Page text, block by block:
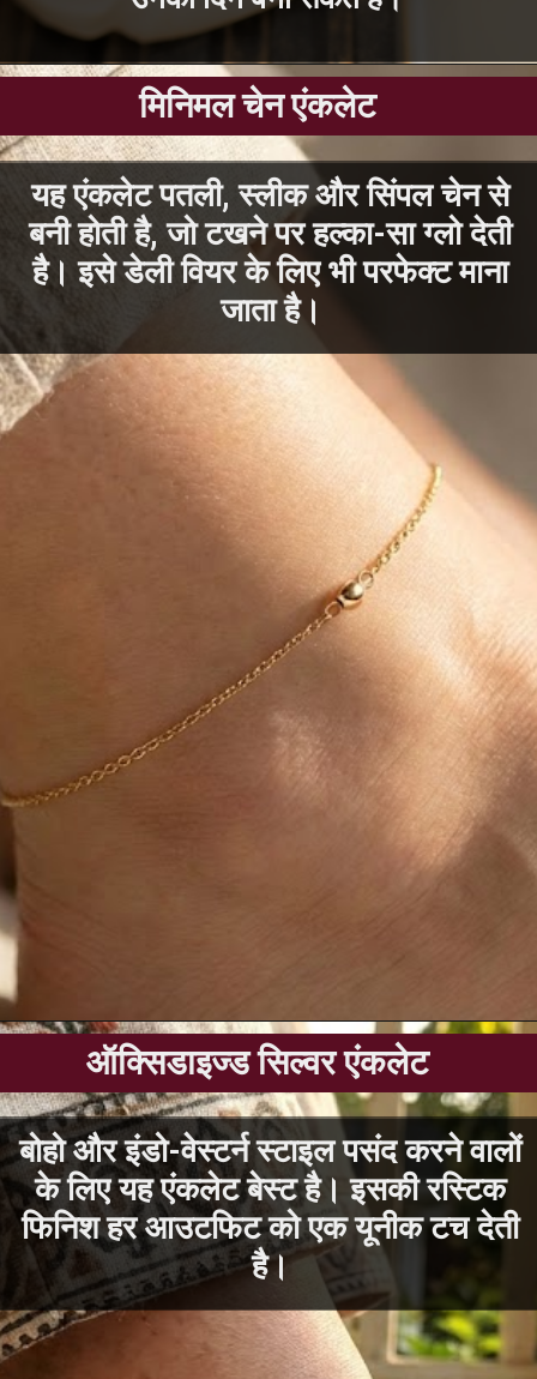
यह एंकलेट पतली, स्लीक और सिंपल चेन से
बनी होती है, जो टखने पर हल्का-सा ग्लो देती
है। इसे डेली वियर के लिए भी परफेक्ट माना
जाता है।
मिनिमल चेन एंकलेट
बोहो और इंडो-वेस्टर्न स्टाइल पसंद करने वालों
के लिए यह एंकलेट बेस्ट है। इसकी रस्टिक
फिनिश हर आउटफिट को एक यूनीक टच देती
है।
ऑक्सिडाइज्ड सिल्वर एंकलेट